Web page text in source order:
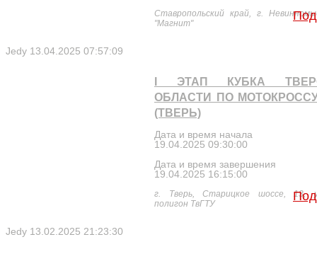
Ставропольский край, г.
"Магнит"
Jedy 13.04.2025 07:57:09
I ЭТАП КУБКА
ОБЛАСТИ ПО МОТОКРОССУ
(ТВЕРЬ)
Дата и время начала
19.04.2025 09:30:00
Дата и время завершения
19.04.2025 16:15:00
г. Тверь, Старицкое шоссе, 13,
полигон ТвГТУ
Jedy 13.02.2025 21:23:30